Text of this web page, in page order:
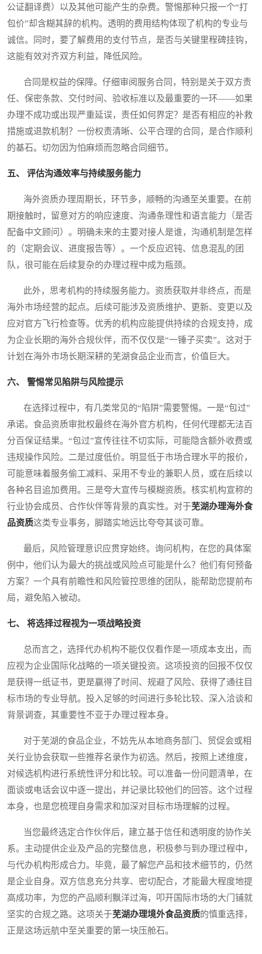
公证翻译费）以及其他可能产生的杂费。警惕那种只报一个“打
包价”却含糊其辞的机构。透明的费用结构体现了机构的专业与
诚信。同时，要了解费用的支付节点，是否与关键里程碑挂钩，
这能有效对齐双方利益，降低风险。
合同是权益的保障。仔细审阅服务合同，特别是关于双方责
任、保密条款、交付时间、验收标准以及最重要的一环——如果
办理不成功或出现严重延误，责任如何界定？是否有相应的补救
措施或退款机制？一份权责清晰、公平合理的合同，是合作顺利
的基石。切勿因为怕麻烦而忽略合同细节。
五、 评估沟通效率与持续服务能力
海外资质办理周期长，环节多，顺畅的沟通至关重要。在前
期接触时，留意对方的响应速度、沟通条理性和语言能力（是否
配备中文顾问）。明确未来的主要对接人是谁，沟通机制是怎样
的（定期会议、进度报告等）。一个反应迟钝、信息混乱的团
队，很可能在后续复杂的办理过程中成为瓶颈。
此外，思考机构的持续服务能力。资质获取并非终点，而是
海外市场经营的起点。后续可能涉及资质维护、更新、变更以及
应对官方飞行检查等。优秀的机构应能提供持续的合规支持，成
为企业长期的海外合规伙伴，而不仅仅是“一锤子买卖”。这对于
计划在海外市场长期深耕的芜湖食品企业而言，价值巨大。
六、 警惕常见陷阱与风险提示
在选择过程中，有几类常见的“陷阱”需要警惕。一是“包过”
承诺。食品资质审批权最终在海外官方机构，任何代理都无法百
分百保证结果。“包过”宣传往往不切实际，可能隐含额外收费或
违规操作风险。二是过度低价。明显低于市场合理水平的报价，
可能意味着服务偷工减料、采用不专业的兼职人员，或在后续以
各种名目追加费用。三是夸大宣传与模糊资质。核实机构宣称的
行业协会成员、合作伙伴等背景的真实性。对于芜湖办理海外食
品资质这类专业事务，脚踏实地远比夸夸其谈可靠。
最后，风险管理意识应贯穿始终。询问机构，在您的具体案
例中，他们认为最大的挑战或风险点可能是什么？他们有何预备
方案？一个具有前瞻性和风险管控思维的团队，能帮助您提前布
局，避免陷入被动。
七、 将选择过程视为一项战略投资
总而言之，选择代办机构不能仅仅看作是一项成本支出，而
应视为企业国际化战略的一项关键投资。这项投资的回报不仅仅
是获得一纸证书，更是赢得了时间、规避了风险、获得了通往目
标市场的专业导航。投入足够的时间进行多轮比较、深入洽谈和
背景调查，其重要性不亚于办理过程本身。
对于芜湖的食品企业，不妨先从本地商务部门、贸促会或相
关行业协会获取一些推荐名录作为初选。然后，按照上述维度，
对候选机构进行系统性评分和比较。可以准备一份问题清单，在
面谈或电话会议中逐一提出，并记录比较他们的回答。这个过程
本身，也是您梳理自身需求和加深对目标市场理解的过程。
当您最终选定合作伙伴后，建立基于信任和透明度的协作关
系。主动提供企业及产品的完整信息，积极参与到办理过程中，
与代办机构形成合力。毕竟，最了解您产品和技术细节的，仍然
是企业自身。双方信息充分共享、密切配合，才能最大程度地提
高成功率，为您的产品顺利飘洋过海，叩开国际市场的大门铺就
坚实的合规之路。这项关于芜湖办理境外食品资质的慎重选择，
正是这场远航中至关重要的第一块压舱石。